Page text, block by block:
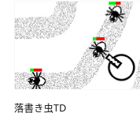
落書き虫TD